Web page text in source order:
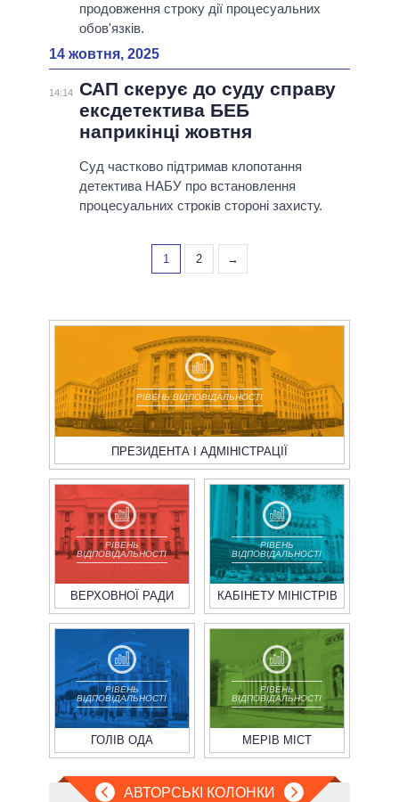
продовження строку дії процесуальних
обов'язків.
14 жовтня, 2025
14:14 САП скерує до суду справу
ексдетектива БЕБ
наприкінці жовтня
Суд частково підтримав клопотання
детектива НАБУ про встановлення
процесуальних строків стороні захисту.
1 2 →
РІВЕНЬ ВІДПОВІДАЛЬНОСТІ
ПРЕЗИДЕНТА І АДМІНІСТРАЦІЇ
РІВЕНЬ
ВІДПОВІДАЛЬНОСТІ
ВЕРХОВНОЇ РАДИ
РІВЕНЬ
ВІДПОВІДАЛЬНОСТІ
КАБІНЕТУ МІНІСТРІВ
РІВЕНЬ
ВІДПОВІДАЛЬНОСТІ
ГОЛІВ ОДА
РІВЕНЬ
ВІДПОВІДАЛЬНОСТІ
МЕРІВ МІСТ
АВТОРСЬКІ КОЛОНКИ